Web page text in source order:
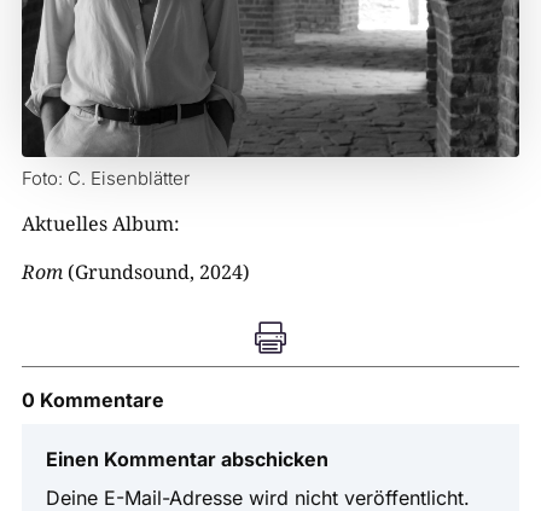
Foto: C. Eisenblätter
Aktuelles Album:
Rom (Grundsound, 2024)

0 Kommentare
Einen Kommentar abschicken
Deine E-Mail-Adresse wird nicht veröffentlicht.